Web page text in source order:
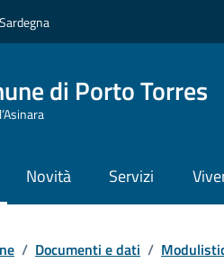
di Porto Torres
Novità Servizi
/ Documenti e dati /